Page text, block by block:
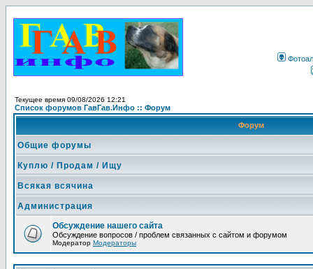
Текущее время 09/08/2026 12:21
Список форумов ГавГав.Инфо :: Форум
Форум
Общие форумы
Куплю / Продам / Ищу
Всякая всячина
Администрация
Обсуждение нашего сайта
Обсуждение вопросов / проблем связанных с сайтом и форумом
Модератор Модераторы